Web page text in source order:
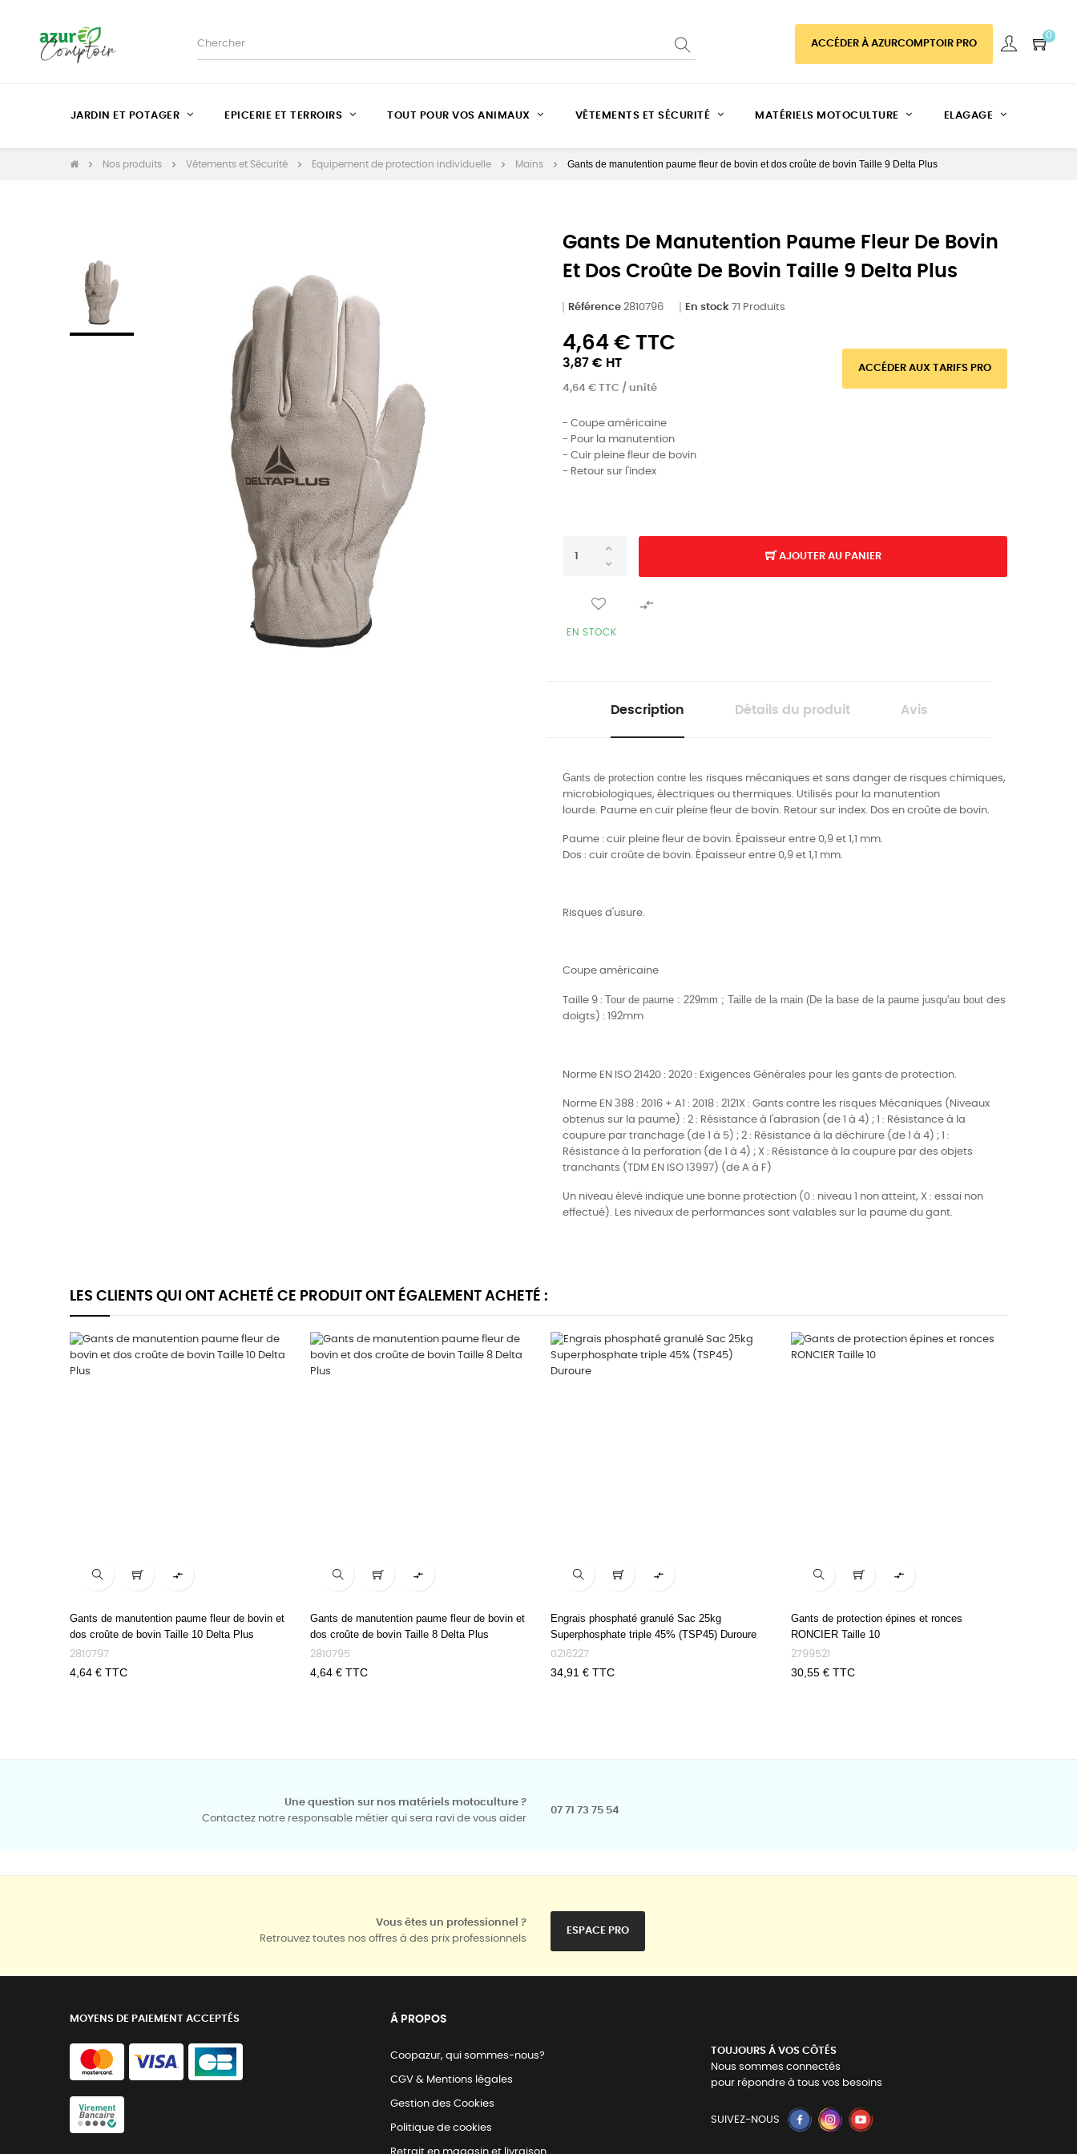
ACCÉDER À AZURCOMPTOIR PRO
0
JARDIN ET POTAGER EPICERIE ET TERROIRS TOUT POUR VOS ANIMAUX VÊTEMENTS ET SÉCURITÉ MATÉRIELS MOTOCULTURE ELAGAGE
Nos produits Vêtements et Sécurité Equipement de protection individuelle Mains Gants de manutention paume fleur de bovin et dos croûte de bovin Taille 9 Delta Plus
Gants De Manutention Paume Fleur De Bovin
Et Dos Croûte De Bovin Taille 9 Delta Plus
Référence 2810796 En stock 71 Produits
4,64 € TTC
3,87 € HT
4,64 € TTC / unité
ACCÉDER AUX TARIFS PRO
- Coupe américaine
- Pour la manutention
- Cuir pleine fleur de bovin
- Retour sur l'index
AJOUTER AU PANIER

EN STOCK
Description Détails du produit Avis
Gants de protection contre les risques mécaniques et sans danger de risques chimiques,
microbiologiques, électriques ou thermiques. Utilisés pour la manutention
lourde. Paume en cuir pleine fleur de bovin. Retour sur index. Dos en croûte de bovin.
Paume : cuir pleine fleur de bovin. Épaisseur entre 0,9 et 1,1 mm.
Dos : cuir croûte de bovin. Épaisseur entre 0,9 et 1,1 mm.
Risques d'usure.
Coupe américaine
Taille 9 : Tour de paume : 229mm ; Taille de la main (De la base de la paume jusqu'au bout des
doigts) : 192mm
Norme EN ISO 21420 : 2020 : Exigences Générales pour les gants de protection.
Norme EN 388 : 2016 + A1 : 2018 : 2121X : Gants contre les risques Mécaniques (Niveaux
obtenus sur la paume) : 2 : Résistance à l'abrasion (de 1 à 4) ; 1 : Résistance à la
coupure par tranchage (de 1 à 5) ; 2 : Résistance à la déchirure (de 1 à 4) ; 1 :
Résistance à la perforation (de 1 à 4) ; X : Résistance à la coupure par des objets
tranchants (TDM EN ISO 13997) (de A à F)
Un niveau élevé indique une bonne protection (0 : niveau 1 non atteint, X : essai non
effectué). Les niveaux de performances sont valables sur la paume du gant.
LES CLIENTS QUI ONT ACHETÉ CE PRODUIT ONT ÉGALEMENT ACHETÉ :

Gants de manutention paume fleur de bovin et
dos croûte de bovin Taille 10 Delta Plus
2810797
Prix
4,64 € TTC

Gants de manutention paume fleur de bovin et
dos croûte de bovin Taille 8 Delta Plus
2810795
Prix
4,64 € TTC

Engrais phosphaté granulé Sac 25kg
Superphosphate triple 45% (TSP45) Duroure
0216227
Prix
34,91 € TTC

Gants de protection épines et ronces
RONCIER Taille 10
2799521
Prix
30,55 € TTC
Une question sur nos matériels motoculture ?
Contactez notre responsable métier qui sera ravi de vous aider
07 71 73 75 54
Vous êtes un professionnel ?
Retrouvez toutes nos offres à des prix professionnels
ESPACE PRO
MOYENS DE PAIEMENT ACCEPTÉS Á PROPOS
Coopazur, qui sommes-nous?
CGV & Mentions légales
Gestion des Cookies
Politique de cookies
Retrait en magasin et livraison
TOUJOURS Á VOS CÔTÉS
Nous sommes connectés
pour répondre à tous vos besoins
SUIVEZ-NOUS